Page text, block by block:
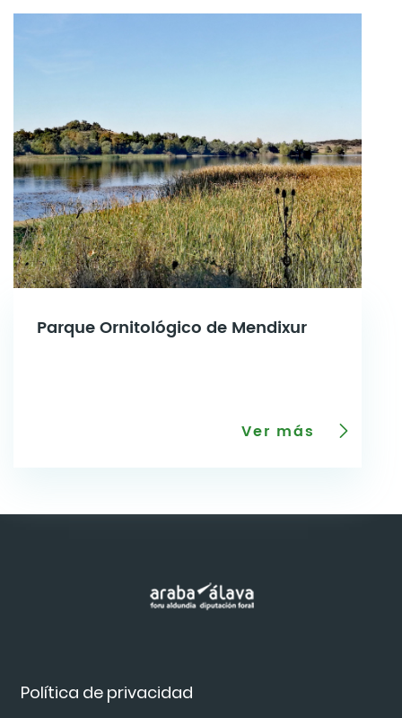
Parque Ornitológico de Mendixur
Ver más
Política de privacidad